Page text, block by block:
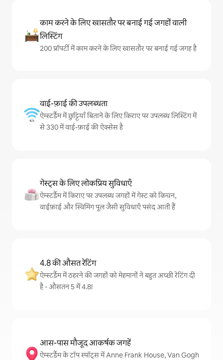
काम करने के लिए खासतौर पर बनाई गई जगहों वाली
लिस्टिंग
200 प्रॉपर्टी में काम करने के लिए खासतौर पर बनाई गई जगह है
वाई-फ़ाई की उपलब्धता
ऐम्स्टर्डैम में छुट्टियाँ बिताने के लिए किराए पर उपलब्ध लिस्टिंग में
से 330 में वाई-फ़ाई की ऐक्सेस है
गेस्ट्स के लिए लोकप्रिय सुविधाएँ
ऐम्स्टर्डैम में किराए पर उपलब्ध जगहों में गेस्ट को किचन,
वाईफ़ाई और स्विमिंग पूल जैसी सुविधाएँ पसंद आती हैं
4.8 की औसत रेटिंग
ऐम्स्टर्डैम में ठहरने की जगहों को मेहमानों ने बहुत अच्छी रेटिंग दी
है - औसतन 5 में 4.8!
आस-पास मौजूद आकर्षक जगहें
ऐम्स्टर्डैम के टॉप स्पॉट्स में Anne Frank House, Van Gogh